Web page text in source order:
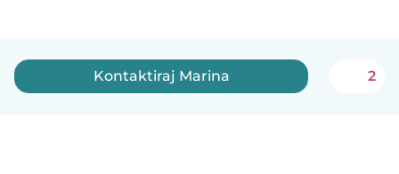
Kontaktiraj Marina 2